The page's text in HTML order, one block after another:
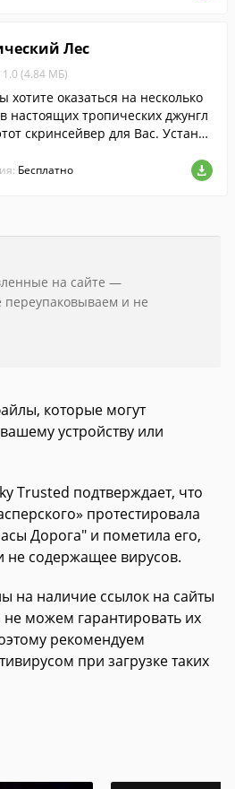
Лес
1.0 (4.84 МБ)
хотите оказаться на несколько
настоящих тропических джунгл
скринсейвер для Вас. Установ
и совершите увлекате
путешествие в дождливый тропи
Бесплатно
на сайте —
и не
которые могут
устройству или
Trusted подтверждает, что
протестировала
Дорога" и пометила его,
не содержащее вирусов.
на наличие ссылок на сайты
не можем гарантировать их
рекомендуем
при загрузке таких